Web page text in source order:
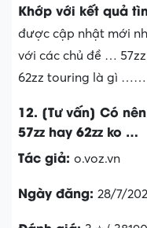
Khớp với kết quả
được cập nhật mới
với các chủ đề …
62zz touring là gì ……
12. [Tư vấn] Có
57zz hay 62zz ko …
Tác giả: o.voz.vn
Ngày đăng: 28/7/